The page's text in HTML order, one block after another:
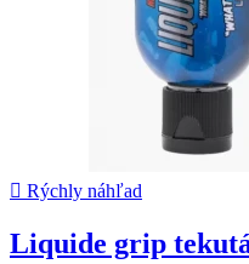
 Rýchly náhľad
Liquide grip